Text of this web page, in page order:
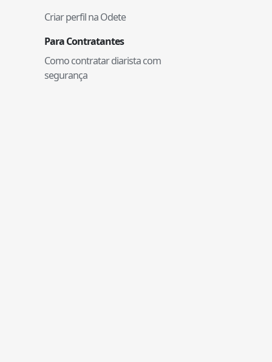
Criar perfil na Odete
Para Contratantes
Como contratar diarista com
segurança